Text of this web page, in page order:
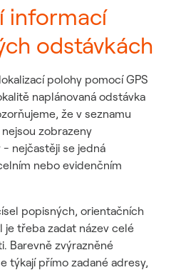
informací
odstávkách
polohy pomocí GPS
naplánovaná odstávka
že v seznamu
zobrazeny
nejčastěji se jedná
nebo evidenčním
popisných, orientačních
je třeba zadat název celé
Barevně zvýrazněné
týkají přímo zadané adresy,